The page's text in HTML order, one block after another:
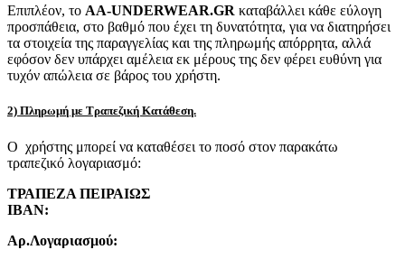
Επιπλέον, το AA-UNDERWEAR.GR καταβάλλει κάθε εύλογη
προσπάθεια, στο βαθμό που έχει τη δυνατότητα, για να διατηρήσει
τα στοιχεία της παραγγελίας και της πληρωμής απόρρητα, αλλά
εφόσον δεν υπάρχει αμέλεια εκ μέρους της δεν φέρει ευθύνη για
τυχόν απώλεια σε βάρος του χρήστη.
2) Πληρωμή με Τραπεζική Κατάθεση.
Ο χρήστης μπορεί να καταθέσει το ποσό στον παρακάτω
τραπεζικό λογαριασμό:
ΤΡΑΠΕΖΑ ΠΕΙΡΑΙΩΣ
IBAN:
Αρ.Λογαριασμού: